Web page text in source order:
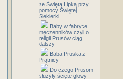
ze Świętą Lipką przy
pomocy Świętej
Siekierki
Baby w fabryce
męczenników czyli o
religii Prusów ciąg
dalszy
Baba Pruska z
Prątnicy
Do czego Prusom
służyły ścięte głowy